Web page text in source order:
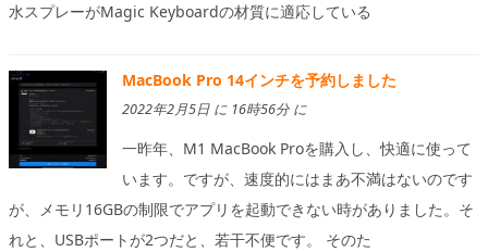
水スプレーがMagic Keyboardの材質に適応している
MacBook Pro 14インチを予約しました
2022年2月5日 に 16時56分 に
一昨年、M1 MacBook Proを購入し、快適に使って
います。ですが、速度的にはまあ不満はないのです
が、メモリ16GBの制限でアプリを起動できない時がありました。そ
れと、USBポートが2つだと、若干不便です。 そのた